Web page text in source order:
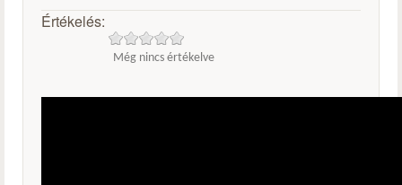
Értékelés:
Még nincs értékelve